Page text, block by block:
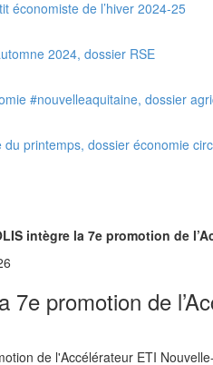
intègre la 7e promotion de
7e promotion de